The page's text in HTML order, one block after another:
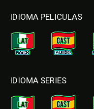
IDIOMA PELICULAS
IDIOMA SERIES